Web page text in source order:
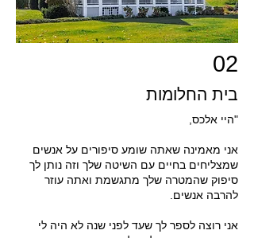
02
בית החלומות
​"היי אלכס,
אני מאמינה שאתה שומע סיפורים על אנשים
שמצליחים בחיים עם השיטה שלך וזה נותן לך
סיפוק שהמטרה שלך מתגשמת ואתה עוזר
להרבה אנשים.
אני רוצה לספר לך שעד לפני שנה לא היה לי